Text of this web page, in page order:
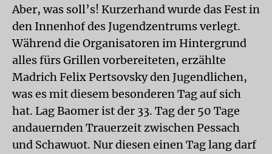
Aber, was soll’s! Kurzerhand wurde das Fest in
den Innenhof des Jugendzentrums verlegt.
Während die Organisatoren im Hintergrund
alles fürs Grillen vorbereiteten, erzählte
Madrich Felix Pertsovsky den Jugendlichen,
was es mit diesem besonderen Tag auf sich
hat. Lag Baomer ist der 33. Tag der 50 Tage
andauernden Trauerzeit zwischen Pessach
und Schawuot. Nur diesen einen Tag lang darf